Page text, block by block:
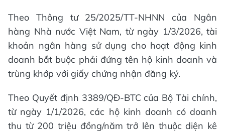
Theo Thông tư 25/2025/TT-NHNN của Ngân
hàng Nhà nước Việt Nam, từ ngày 1/3/2026, tài
khoản ngân hàng sử dụng cho hoạt động kinh
doanh bắt buộc phải đứng tên hộ kinh doanh và
trùng khớp với giấy chứng nhận đăng ký.
Theo Quyết định 3389/QĐ-BTC của Bộ Tài chính,
từ ngày 1/1/2026, các hộ kinh doanh có doanh
thu từ 200 triệu đồng/năm trở lên thuộc diện kê